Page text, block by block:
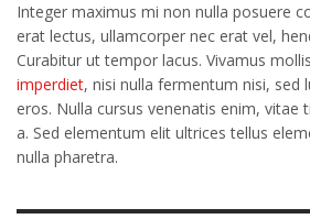
Integer maximus mi non nulla posuere
erat lectus, ullamcorper nec erat vel,
Curabitur ut tempor lacus. Vivamus
imperdiet, nisi nulla fermentum nisi, sed
eros. Nulla cursus venenatis enim, vitae
a. Sed elementum elit ultrices tellus
nulla pharetra.